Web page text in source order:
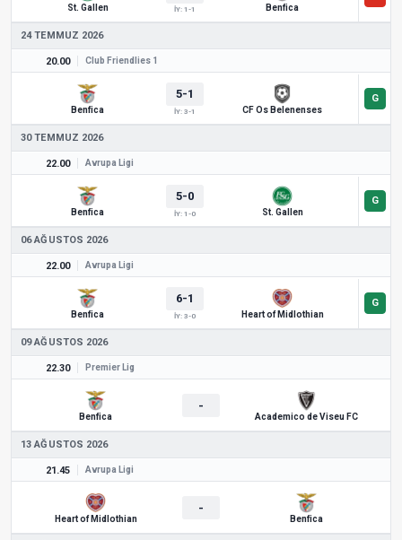
St. Gallen İY: 1-1 Benfica
24 TEMMUZ 2026
20.00 Club Friendlies 1
Benfica
5-1
İY: 3-1 CF Os Belenenses
30 TEMMUZ 2026
22.00 Avrupa Ligi
Benfica
5-0
İY: 1-0 St. Gallen
06 AĞUSTOS 2026
22.00 Avrupa Ligi
Benfica
6-1
İY: 3-0 Heart of Midlothian
09 AĞUSTOS 2026
22.30 Premier Lig
Benfica
-
Academico de Viseu FC
13 AĞUSTOS 2026
21.45 Avrupa Ligi
Heart of Midlothian
-
Benfica